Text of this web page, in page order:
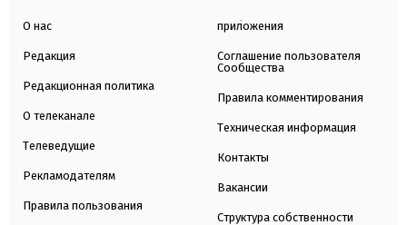
О нас
Редакция
Редакционная политика
О телеканале
Телеведущие
Рекламодателям
Правила пользования
приложения
Соглашение пользователя
Сообщества
Правила комментирования
Техническая информация
Контакты
Вакансии
Структура собственности